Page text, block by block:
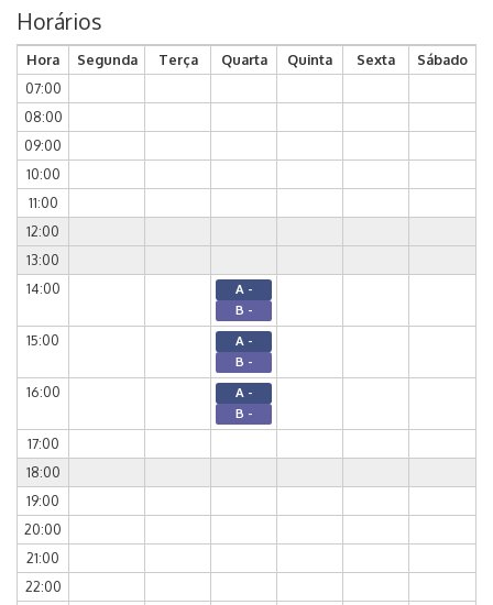
Horários
Hora Segunda Terça Quarta Quinta Sexta
Sábado
07:00
08:00
09:00
10:00
11:00
12:00
13:00
14:00
A -
B -
15:00
A -
B -
16:00
A -
B -
17:00
18:00
19:00
20:00
21:00
22:00